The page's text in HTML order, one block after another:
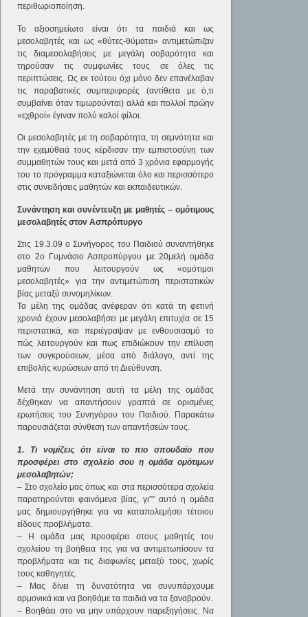
περιθωριοποίηση.
Το αξιοσημείωτο είναι ότι τα παιδιά και ως
μεσολαβητές και ως «θύτες-θύματα» αντιμετώπιζαν
τις διαμεσολαβήσεις με μεγάλη σοβαρότητα και
τηρούσαν τις συμφωνίες τους σε όλες τις
περιπτώσεις. Ως εκ τούτου όχι μόνο δεν επανέλαβαν
τις παραβατικές συμπεριφορές (αντίθετα με ό,τι
συμβαίνει όταν τιμωρούνται) αλλά και πολλοί πρώην
«εχθροί» έγιναν πολύ καλοί φίλοι.
Οι μεσολαβητές με τη σοβαρότητα, τη σεμνότητα και
την εχεμύθειά τους κέρδισαν την εμπιστοσύνη των
συμμαθητών τους και μετά από 3 χρόνια εφαρμογής
του το πρόγραμμα καταξιώνεται όλο και περισσότερο
στις συνειδήσεις μαθητών και εκπαιδευτικών.
Συνάντηση και συνέντευξη με μαθητές – ομότιμους
μεσολαβητές στον Ασπρόπυργο
Στις 19.3.09 ο Συνήγορος του Παιδιού συναντήθηκε
στο 2ο Γυμνάσιο Ασπροπύργου με 20μελή ομάδα
μαθητών που λειτουργούν ως «ομότιμοι
μεσολαβητές» για την αντιμετώπιση περιστατικών
βίας μεταξύ συνομηλίκων.
Τα μέλη της ομάδας ανέφεραν ότι κατά τη φετινή
χρονιά έχουν μεσολαβήσει με μεγάλη επιτυχία σε 15
περιστατικά, και περιέγραψαν με ενθουσιασμό το
πώς λειτουργούν και πως επιδιώκουν την επίλυση
των συγκρούσεων, μέσα από διάλογο, αντί της
επιβολής κυρώσεων από τη Διεύθυνση.
Μετά την συνάντηση αυτή τα μέλη της ομάδας
δέχθηκαν να απαντήσουν γραπτά σε ορισμένες
ερωτήσεις του Συνηγόρου του Παιδιού. Παρακάτω
παρουσιάζεται σύνθεση των απαντήσεών τους.
1. Τι νομίζεις ότι είναι το πιο σπουδαίο που
προσφέρει στο σχολείο σου η ομάδα ομότιμων
μεσολαβητών;
– Στο σχολείο μας όπως και στα περισσότερα σχολεία
παρατηρούνται φαινόμενα βίας, γι”” αυτό η ομάδα
μας δημιουργήθηκε για να καταπολεμήσει τέτοιου
είδους προβλήματα.
– Η ομάδα μας προσφέρει στους μαθητές του
σχολείου τη βοήθεια της για να αντιμετωπίσουν τα
προβλήματα και τις διαφωνίες μεταξύ τους, χωρίς
τους καθηγητές.
– Μας δίνει τη δυνατότητα να συνυπάρχουμε
αρμονικά και να βοηθάμε τα παιδιά να τα ξαναβρούν.
– Βοηθάει στο να μην υπάρχουν παρεξηγήσεις. Να